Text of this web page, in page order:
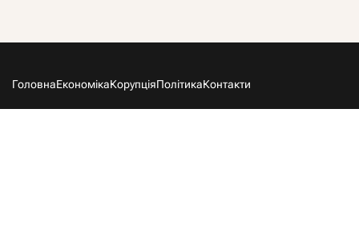
ГоловнаЕкономікаКорупціяПолітикаКонтакти